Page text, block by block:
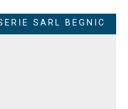
SARL BEGNIC